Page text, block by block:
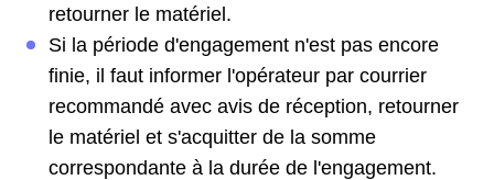
retourner le matériel.
Si la période d'engagement n'est pas encore
finie, il faut informer l'opérateur par courrier
recommandé avec avis de réception, retourner
le matériel et s'acquitter de la somme
correspondante à la durée de l'engagement.